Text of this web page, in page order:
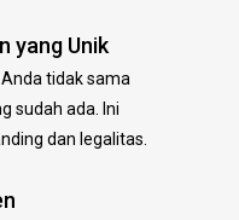
yang Unik
tidak sama
sudah ada. Ini
dan legalitas.